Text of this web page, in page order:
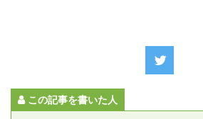
この記事を書いた人